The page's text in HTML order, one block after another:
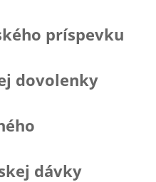
príspevku
dovolenky
dávky